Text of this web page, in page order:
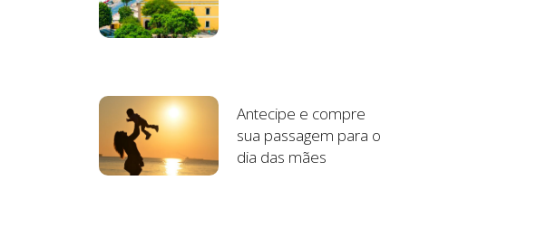
Antecipe e compre
sua passagem para o
dia das mães